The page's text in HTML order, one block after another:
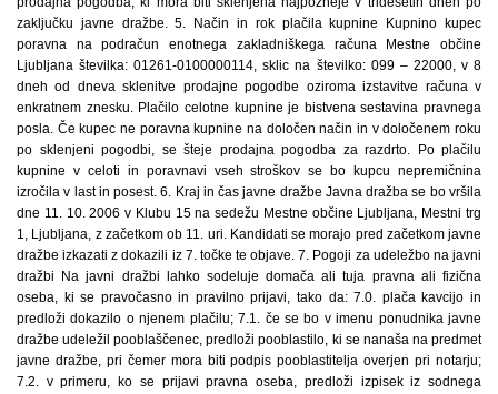
zaključku javne dražbe. 5. Način in rok plačila kupnine Kupnino kupec
poravna na podračun enotnega zakladniškega računa Mestne občine
Ljubljana številka: 01261-0100000114, sklic na številko: 099 – 22000, v 8
dneh od dneva sklenitve prodajne pogodbe oziroma izstavitve računa v
enkratnem znesku. Plačilo celotne kupnine je bistvena sestavina pravnega
posla. Če kupec ne poravna kupnine na določen način in v določenem roku
po sklenjeni pogodbi, se šteje prodajna pogodba za razdrto. Po plačilu
kupnine v celoti in poravnavi vseh stroškov se bo kupcu nepremičnina
izročila v last in posest. 6. Kraj in čas javne dražbe Javna dražba se bo vršila
dne 11. 10. 2006 v Klubu 15 na sedežu Mestne občine Ljubljana, Mestni trg
1, Ljubljana, z začetkom ob 11. uri. Kandidati se morajo pred začetkom javne
dražbe izkazati z dokazili iz 7. točke te objave. 7. Pogoji za udeležbo na javni
dražbi Na javni dražbi lahko sodeluje domača ali tuja pravna ali fizična
oseba, ki se pravočasno in pravilno prijavi, tako da: 7.0. plača kavcijo in
predloži dokazilo o njenem plačilu; 7.1. če se bo v imenu ponudnika javne
dražbe udeležil pooblaščenec, predloži pooblastilo, ki se nanaša na predmet
javne dražbe, pri čemer mora biti podpis pooblastitelja overjen pri notarju;
7.2. v primeru, ko se prijavi pravna oseba, predloži izpisek iz sodnega